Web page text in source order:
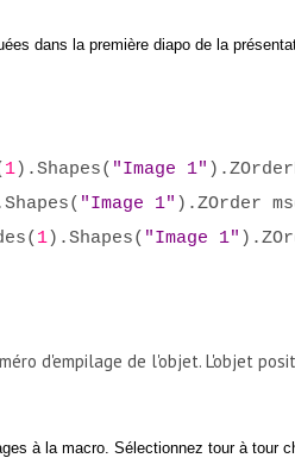
dans la première diapo de la
1).Shapes( "Image 1"
"Image 1" ).ZOrder
1).Shapes( "Image 1"
d'empilage de l'objet. L'objet
à la macro. Sélectionnez tour à tour